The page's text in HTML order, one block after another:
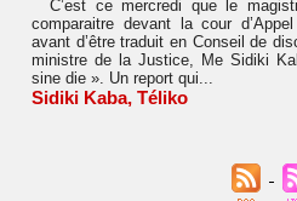
C’est ce mercredi que le
comparaitre devant la cour
avant d’être traduit en Conseil de
ministre de la Justice, Me Sidiki
sine die ». Un report qui...
Sidiki Kaba, Téliko